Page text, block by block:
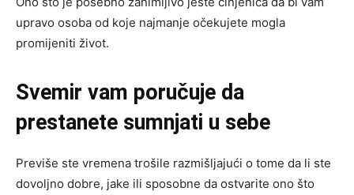
upravo osoba od koje najmanje očekujete mogla
promijeniti život.
Svemir vam poručuje da
prestanete sumnjati u sebe
Previše ste vremena trošile razmišljajući o tome da li ste
dovoljno dobre, jake ili sposobne da ostvarite ono što